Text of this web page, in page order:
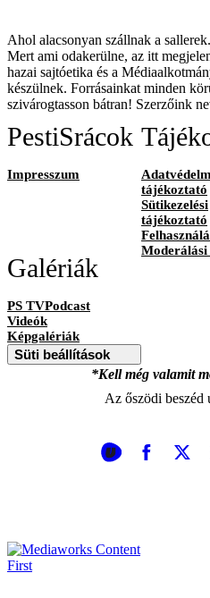
Ahol alacsonyan szállnak a
Mert ami odakerülne, az itt
hazai sajtóetika és a
készülnek. Forrásainkat minden
szivárogtasson bátran! Szerzőink
PestiSrácok
Impresszum
tájékoztató
Sütikezelési
tájékoztató
Moderálási
Galériák
PS TVPodcast
Videók
Képgalériák
Süti beállítások
*Kell még valamit
Az őszödi beszéd